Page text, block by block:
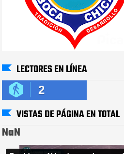
LECTORES EN LÍNEA
2
VISTAS DE PÁGINA EN TOTAL
NaN